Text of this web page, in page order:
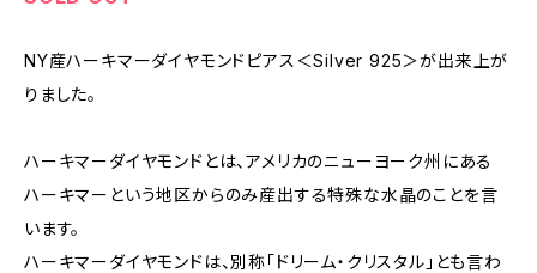
NY産ハーキマーダイヤモンドピアス＜Silver 925＞が出来上が
りました。
ハーキマーダイヤモンドとは、アメリカのニューヨーク州にある
ハーキマーという地区からのみ産出する特殊な水晶のことを言
います。
ハーキマーダイヤモンドは、別称「ドリーム・クリスタル」とも言わ